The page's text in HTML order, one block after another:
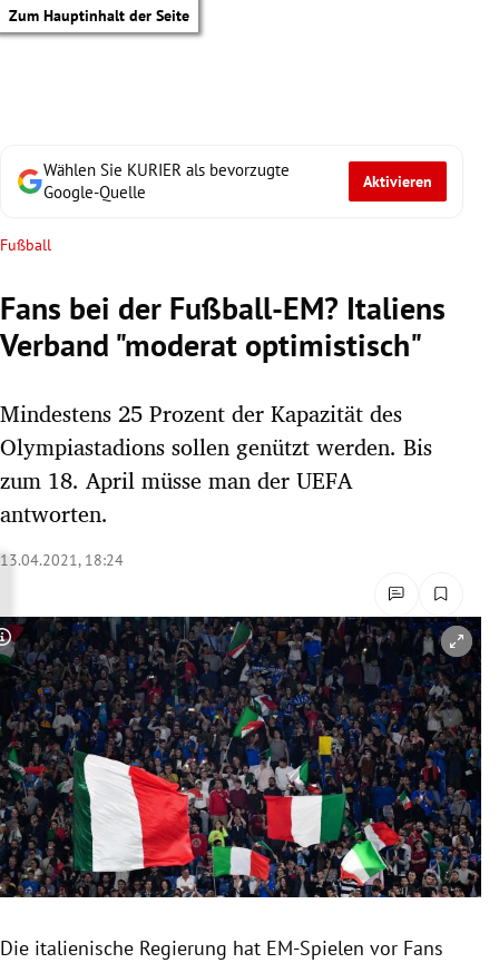
Zum Hauptinhalt der Seite
Untermenü
Untermenü
Untermenü
Untermenü
Untermenü
Untermenü
Untermenü
Untermenü
Untermenü
Untermenü
Wählen Sie KURIER als bevorzugte
Google-Quelle
Aktivieren
Fußball
Fans bei der Fußball-EM? Italiens
Verband "moderat optimistisch"
Mindestens 25 Prozent der Kapazität des
Olympiastadions sollen genützt werden. Bis
zum 18. April müsse man der UEFA
antworten.
13.04.2021, 18:24
Copyright-Hinweis öffnen/schließen
Die italienische Regierung hat EM-Spielen vor Fans